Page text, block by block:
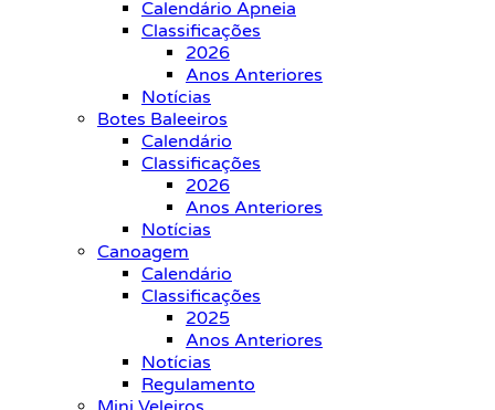
Calendário Apneia
Classificações
2026
Anos Anteriores
Notícias
Botes Baleeiros
Calendário
Classificações
2026
Anos Anteriores
Notícias
Canoagem
Calendário
Classificações
2025
Anos Anteriores
Notícias
Regulamento